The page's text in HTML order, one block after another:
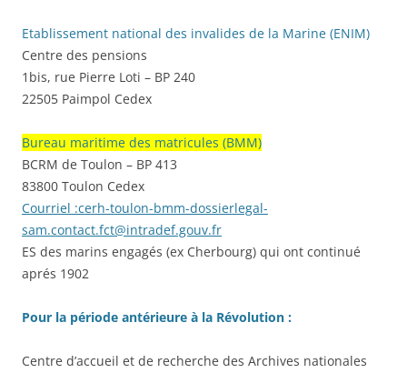
Etablissement national des invalides de la Marine (ENIM)
Centre des pensions
1bis, rue Pierre Loti – BP 240
22505 Paimpol Cedex
Bureau maritime des matricules (BMM)
BCRM de Toulon – BP 413
83800 Toulon Cedex
Courriel :cerh-toulon-bmm-dossierlegal-
sam.contact.fct@intradef.gouv.fr
ES des marins engagés (ex Cherbourg) qui ont continué
aprés 1902
Pour la période antérieure à la Révolution :
Centre d’accueil et de recherche des Archives nationales